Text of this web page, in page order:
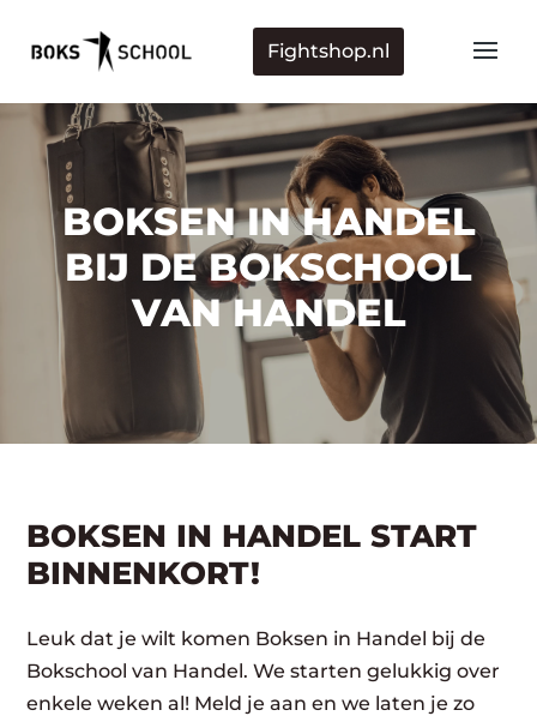
Fightshop.nl
BOKSEN IN HANDEL
BIJ DE BOKSCHOOL
VAN HANDEL
BOKSEN IN HANDEL START
BINNENKORT!
Leuk dat je wilt komen Boksen in Handel bij de
Bokschool van Handel. We starten gelukkig over
enkele weken al! Meld je aan en we laten je zo